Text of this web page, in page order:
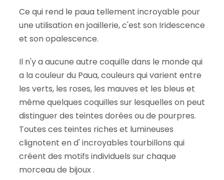
Ce qui rend le paua tellement incroyable pour
une utilisation en joaillerie, c'est son Iridescence
et son opalescence.
Il n'y a aucune autre coquille dans le monde qui
a la couleur du Paua, couleurs qui varient entre
les verts, les roses, les mauves et les bleus et
même quelques coquilles sur lesquelles on peut
distinguer des teintes dorées ou de pourpres.
Toutes ces teintes riches et lumineuses
clignotent en d' incroyables tourbillons qui
créent des motifs individuels sur chaque
morceau de bijoux .